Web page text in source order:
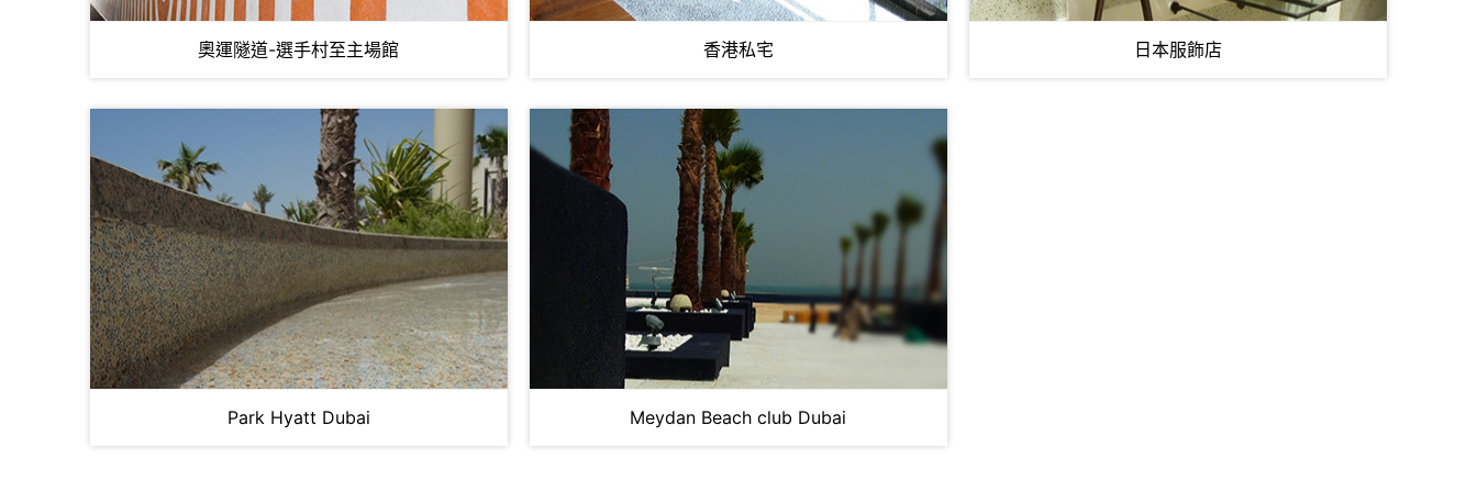
奧運隧道-選手村至主場館 香港私宅 日本服飾店
Park Hyatt Dubai Meydan Beach club Dubai